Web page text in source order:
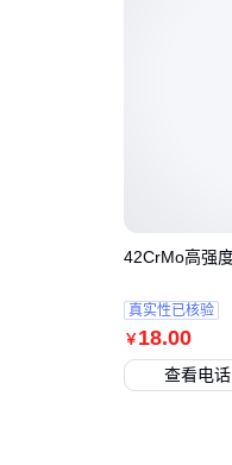
￥ 18.00
42CrMo高强
真实性已核验
查看电话